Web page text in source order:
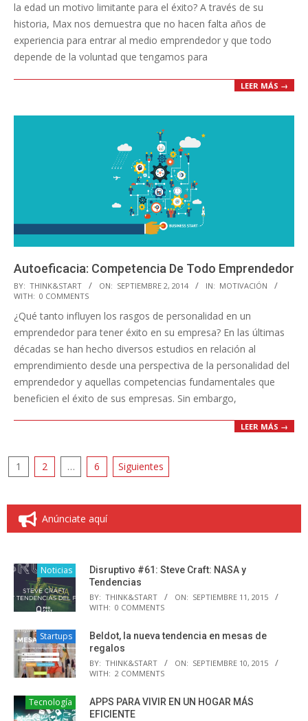
la edad un motivo limitante para el éxito? A través de su
historia, Max nos demuestra que no hacen falta años de
experiencia para entrar al medio emprendedor y que todo
depende de la voluntad que tengamos para
LEER MÁS →
Autoeficacia: Competencia De Todo Emprendedor
2014-
09-
02
BY: THINK&START ON: SEPTIEMBRE 2, 2014 IN: MOTIVACIÓN
WITH: 0 COMMENTS
¿Qué tanto influyen los rasgos de personalidad en un
emprendedor para tener éxito en su empresa? En las últimas
décadas se han hecho diversos estudios en relación al
emprendimiento desde una perspectiva de la personalidad del
emprendedor y aquellas competencias fundamentales que
beneficien el éxito de sus empresas. Sin embargo,
LEER MÁS →
Paginación
entradas
1 2 … 6 Siguientes
Anúnciate aquí
Noticias
Disruptivo #61: Steve Craft: NASA y
Tendencias
BY: THINK&START ON: SEPTIEMBRE 11, 2015
WITH: 0 COMMENTS
Startups
Beldot, la nueva tendencia en mesas de
regalos
BY: THINK&START ON: SEPTIEMBRE 10, 2015
WITH: 2 COMMENTS
Tecnología
APPS PARA VIVIR EN UN HOGAR MÁS
EFICIENTE